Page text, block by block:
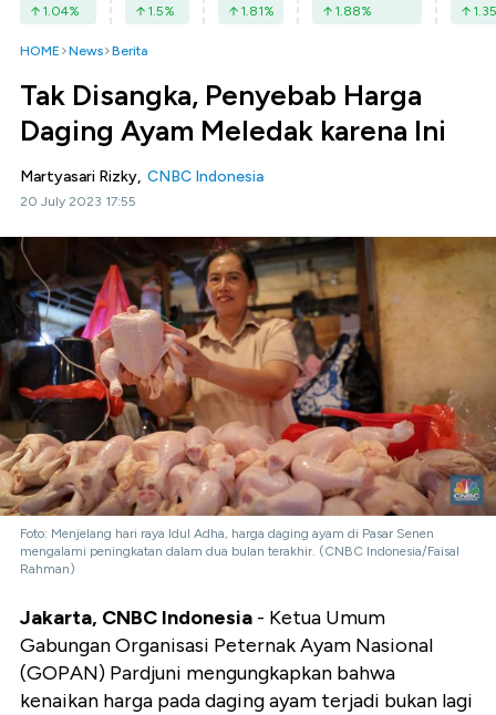
1.04% 1.5% 1.81% 1.88% 1.35
HOME News Berita
Tak Disangka, Penyebab Harga
Daging Ayam Meledak karena Ini
Martyasari Rizky, CNBC Indonesia
20 July 2023 17:55
Foto: Menjelang hari raya Idul Adha, harga daging ayam di Pasar Senen
mengalami peningkatan dalam dua bulan terakhir. (CNBC Indonesia/Faisal
Rahman)
Jakarta, CNBC Indonesia - Ketua Umum
Gabungan Organisasi Peternak Ayam Nasional
(GOPAN) Pardjuni mengungkapkan bahwa
kenaikan harga pada daging ayam terjadi bukan lagi